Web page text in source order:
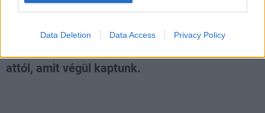
Data Deletion Data Access Privacy Policy
elkészültének történetét és egy olyan első
attól, amit végül kaptunk.